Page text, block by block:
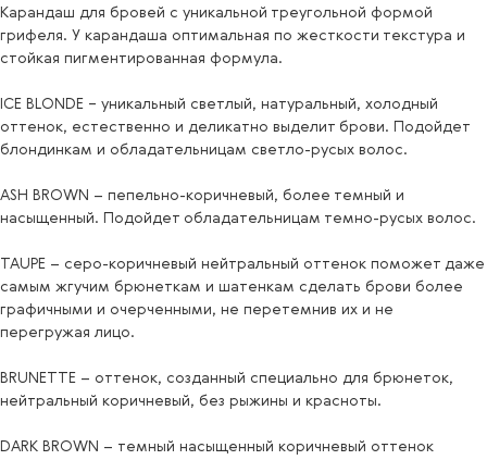
ash brown
black brown
Карандаш для бровей с уникальной треугольной формой
грифеля. У карандаша оптимальная по жесткости текстура и
стойкая пигментированная формула.
ICE BLONDE − уникальный светлый, натуральный, холодный
оттенок, естественно и деликатно выделит брови. Подойдет
блондинкам и обладательницам светло-русых волос.
ASH BROWN – пепельно-коричневый, более темный и
насыщенный. Подойдет обладательницам темно-русых волос.
TAUPE – серо-коричневый нейтральный оттенок поможет даже
самым жгучим брюнеткам и шатенкам сделать брови более
графичными и очерченными, не перетемнив их и не
перегружая лицо.
BRUNETTE – оттенок, созданный специально для брюнеток,
нейтральный коричневый, без рыжины и красноты.
DARK BROWN – темный насыщенный коричневый оттенок